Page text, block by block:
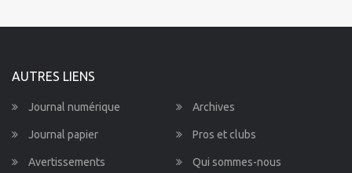
AUTRES LIENS
Journal numérique Archives
Journal papier Pros et clubs
Avertissements Qui sommes-nous